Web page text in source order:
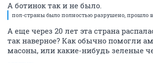
А ботинок так и не было.
пол-страны было полностью разрушено, прошло
А еще через 20 лет эта страна
так наверное? Как обычно помогли
масоны, или какие-нибудь зеленые